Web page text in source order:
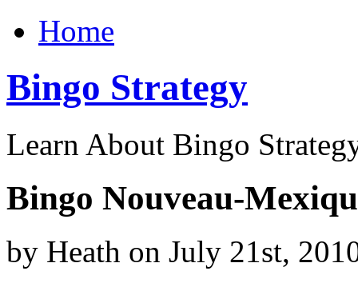
Home
Bingo Strategy
Learn About Bingo
Bingo Nouveau-
by Heath on July 21st,